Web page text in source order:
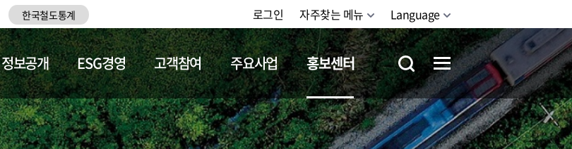
한국철도통계 로그인 자주찾는 메뉴 Language
정보공개 ESG경영 고객참여 주요사업 홍보센터
갤러리 기차소개 철도체험